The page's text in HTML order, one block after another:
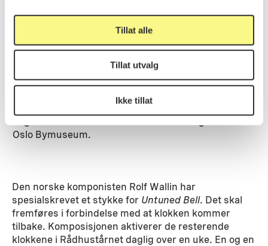
Tillat alle
Tillat utvalg
Ikke tillat
Lørdag 22. august installeres Untuned Bell på
Honnørbrygga på Rådhusplassen i Oslo, samme
Oslo Bymuseum.
Den norske komponisten Rolf Wallin har
spesialskrevet et stykke for Untuned Bell. Det skal
fremføres i forbindelse med at klokken kommer
tilbake. Komposisjonen aktiverer de resterende
klokkene i Rådhustårnet daglig over en uke. En og en